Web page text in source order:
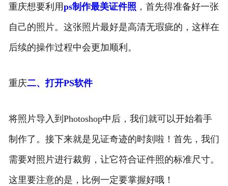
重庆想要利用ps制作最美证件照 ，首先得准备好一张
自己的照片。这张照片最好是高清无瑕疵的，这样在
后续的操作过程中会更加顺利。
重庆二、打开PS软件
将照片导入到Photoshop中后，我们就可以开始着手
制作了。接下来就是见证奇迹的时刻啦！首先，我们
需要对照片进行裁剪，让它符合证件照的标准尺寸。
这里要注意的是，比例一定要掌握好哦！